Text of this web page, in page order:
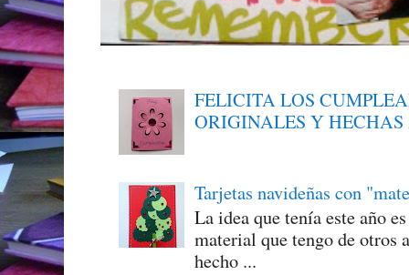
FELICITA LOS
ORIGINALES Y
Tarjetas navideñas con
La idea que tenía este año
material que tengo de otros
hecho ...